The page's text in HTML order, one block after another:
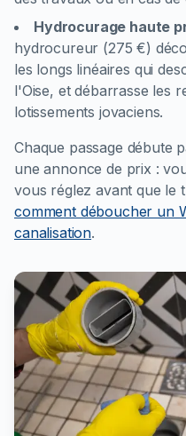
Hydrocurage haute
hydrocureur (275 €)
les longs linéaires qui
l'Oise, et débarrasse les
lotissements jovaciens.
Chaque passage débute
une annonce de prix :
vous réglez avant que le
comment déboucher un
canalisation.